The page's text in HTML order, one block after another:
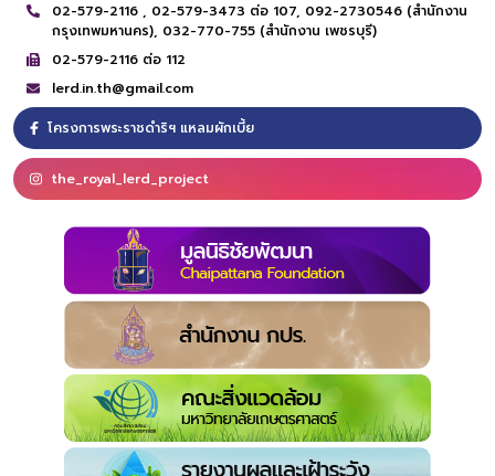
02-579-2116 , 02-579-3473 ต่อ 107, 092-2730546 (สำนักงาน
กรุงเทพมหานคร), 032-770-755 (สำนักงาน เพชรบุรี)
02-579-2116 ต่อ 112
lerd.in.th@gmail.com
โครงการพระราชดำริฯ แหลมผักเบี้ย
the_royal_lerd_project